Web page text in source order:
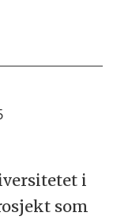
i
som